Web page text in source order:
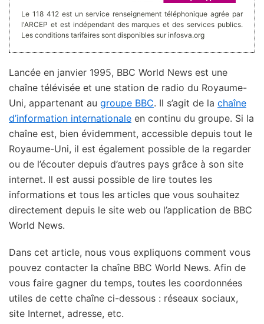
Le 118 412 est un service renseignement téléphonique agrée par
l'ARCEP et est indépendant des marques et des services publics.
Les conditions tarifaires sont disponibles sur infosva.org
Lancée en janvier 1995, BBC World News est une
chaîne télévisée et une station de radio du Royaume-
Uni, appartenant au groupe BBC. Il s’agit de la chaîne
d’information internationale en continu du groupe. Si la
chaîne est, bien évidemment, accessible depuis tout le
Royaume-Uni, il est également possible de la regarder
ou de l’écouter depuis d’autres pays grâce à son site
internet. Il est aussi possible de lire toutes les
informations et tous les articles que vous souhaitez
directement depuis le site web ou l’application de BBC
World News.
Dans cet article, nous vous expliquons comment vous
pouvez contacter la chaîne BBC World News. Afin de
vous faire gagner du temps, toutes les coordonnées
utiles de cette chaîne ci-dessous : réseaux sociaux,
site Internet, adresse, etc.